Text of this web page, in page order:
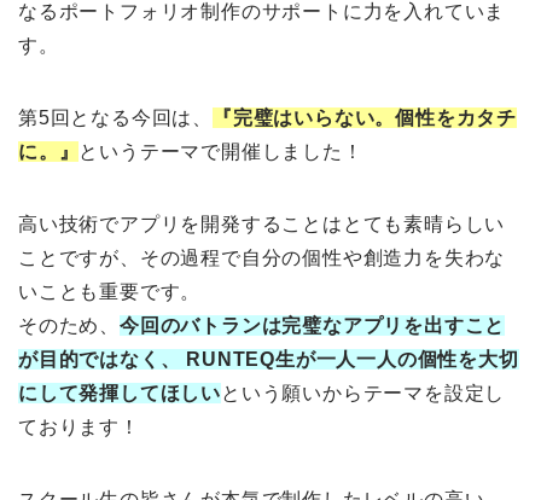
なるポートフォリオ制作のサポートに力を入れていま
す。
第5回となる今回は、
『完璧はいらない。個性をカタチ
に。』 というテーマで開催しました！
高い技術でアプリを開発することはとても素晴らしい
ことですが、その過程で自分の個性や創造力を失わな
いことも重要です。
そのため、 今回のバトランは完璧なアプリを出すこと
が目的ではなく、 RUNTEQ生が一人一人の個性を大切
にして発揮してほしいという願いからテーマを設定し
ております！